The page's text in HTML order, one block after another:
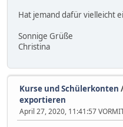
Hat jemand dafür vielleicht
Sonnige Grüße
Christina
Kurse und Schülerkonten
exportieren
April 27, 2020, 11:41:57